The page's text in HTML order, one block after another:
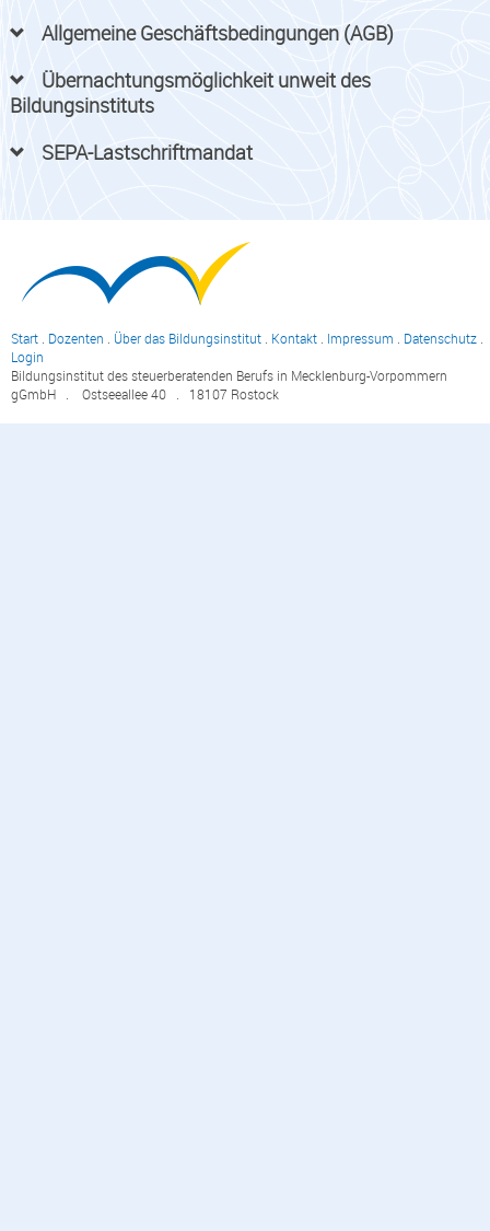
Allgemeine Geschäftsbedingungen (AGB)
Übernachtungsmöglichkeit unweit des
Bildungsinstituts
SEPA-Lastschriftmandat
Start Dozenten Über das Bildungsinstitut Kontakt Impressum Datenschutz
Login
Bildungsinstitut des steuerberatenden Berufs in Mecklenburg-Vorpommern
gGmbH . Ostseeallee 40 . 18107 Rostock